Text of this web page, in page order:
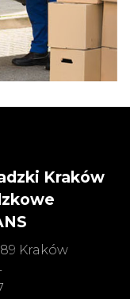
Kraków
Kraków